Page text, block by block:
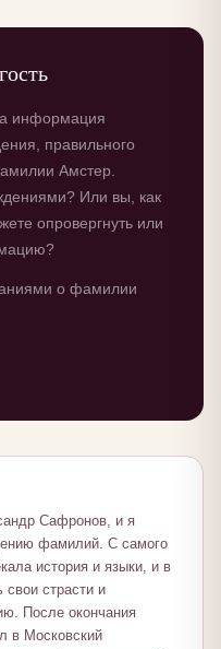
информация
правильного
Амстер.
Или вы, как
опровергнуть или
о фамилии
Сафронов, и я
фамилий. С самого
история и языки, и в
свои страсти и
После окончания
в Московский